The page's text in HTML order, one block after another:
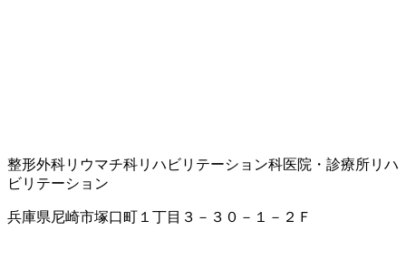
整形外科リウマチ科リハビリテーション科医院・診療所リハ
ビリテーション
兵庫県尼崎市塚口町１丁目３－３０－１－２Ｆ